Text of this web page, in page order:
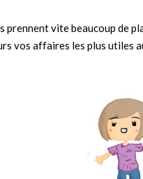
prennent vite beaucoup de
vos affaires les plus utiles